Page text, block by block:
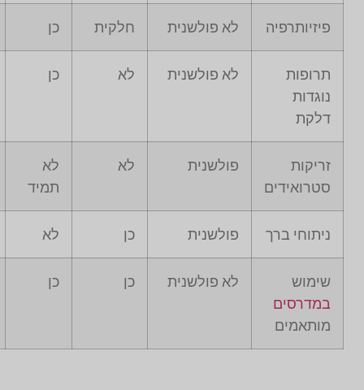
פיזיותרפיה לא פולשנית חלקית כן
תרופות
נוגדות
דלקת
לא פולשנית לא כן
זריקות
סטרואידים
פולשנית לא
לא
תמיד
ניתוחי ברך פולשנית כן לא
שימוש
במדרסים
מותאמים
לא פולשנית כן כן